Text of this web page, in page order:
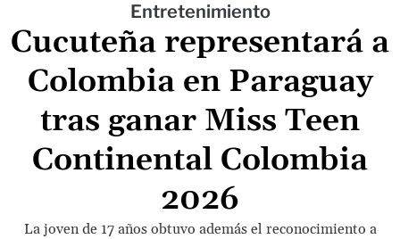
Entretenimiento
Cucuteña representará a
Colombia en Paraguay
tras ganar Miss Teen
Continental Colombia
2026
La joven de 17 años obtuvo además el reconocimiento a